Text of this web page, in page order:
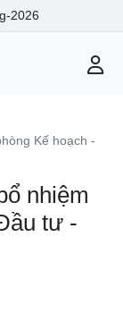
2026
Kế hoạch -
nhiệm
tư -